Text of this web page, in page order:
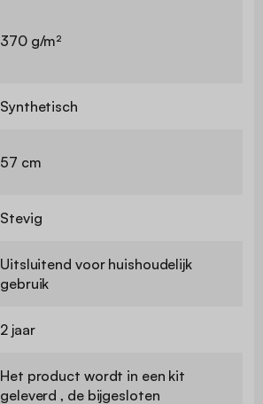
370 g/m²
Synthetisch
57 cm
Stevig
Uitsluitend voor huishoudelijk
gebruik
2 jaar
Het product wordt in een kit
geleverd , de bijgesloten